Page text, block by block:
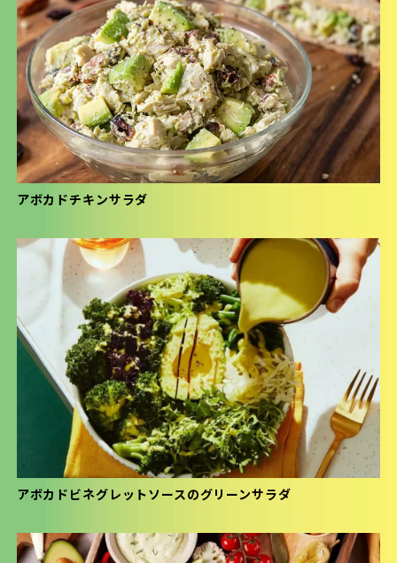
アボカドチキンサラダ
アボカドビネグレットソースのグリーンサラダ